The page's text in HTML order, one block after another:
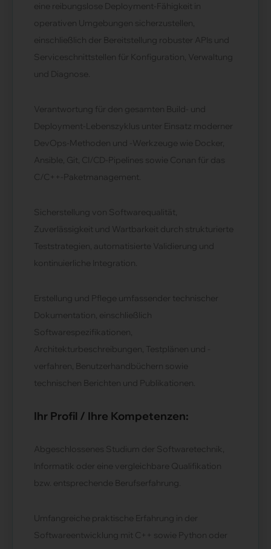
eine reibungslose Deployment-Fähigkeit in
operativen Umgebungen sicherzustellen,
einschließlich der Bereitstellung robuster APIs und
Serviceschnittstellen für Konfiguration, Verwaltung
und Diagnose.
Verantwortung für den gesamten Build- und
Deployment-Lebenszyklus unter Einsatz moderner
DevOps-Methoden und -Werkzeuge wie Docker,
Ansible, Git, CI/CD-Pipelines sowie Conan für das
C/C++-Paketmanagement.
Sicherstellung von Softwarequalität,
Zuverlässigkeit und Wartbarkeit durch strukturierte
Teststrategien, automatisierte Validierung und
kontinuierliche Integration.
Erstellung und Pflege umfassender technischer
Dokumentation, einschließlich
Softwarespezifikationen,
Architekturbeschreibungen, Testplänen und -
verfahren, Benutzerhandbüchern sowie
technischen Berichten und Publikationen.
Ihr Profil / Ihre Kompetenzen:
Abgeschlossenes Studium der Softwaretechnik,
Informatik oder eine vergleichbare Qualifikation
bzw. entsprechende Berufserfahrung.
Umfangreiche praktische Erfahrung in der
Softwareentwicklung mit C++ sowie Python oder